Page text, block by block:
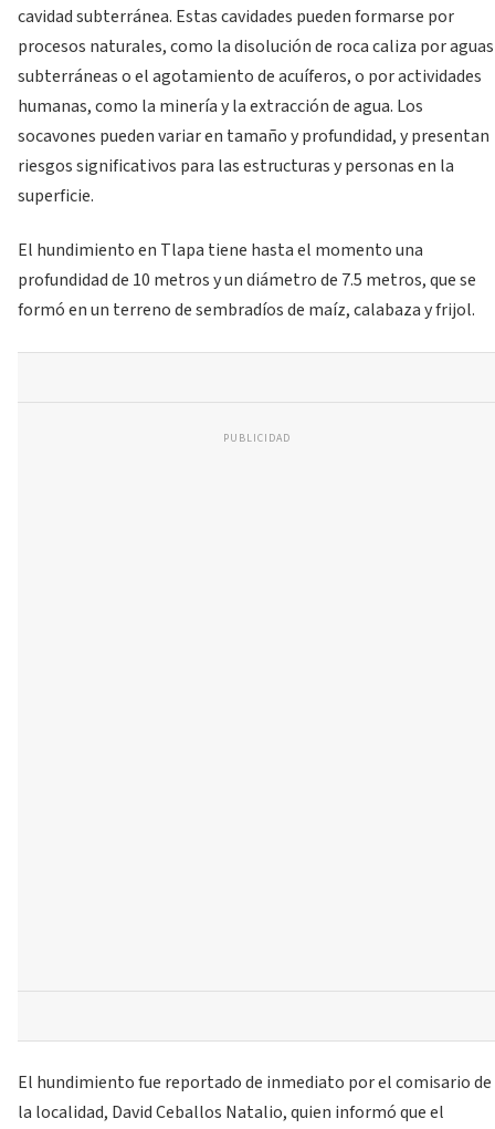
cavidad subterránea. Estas cavidades pueden formarse por
procesos naturales, como la disolución de roca caliza por aguas
subterráneas o el agotamiento de acuíferos, o por actividades
humanas, como la minería y la extracción de agua. Los
socavones pueden variar en tamaño y profundidad, y presentan
riesgos significativos para las estructuras y personas en la
superficie.
El hundimiento en Tlapa tiene hasta el momento una
profundidad de 10 metros y un diámetro de 7.5 metros, que se
formó en un terreno de sembradíos de maíz, calabaza y frijol.
PUBLICIDAD
El hundimiento fue reportado de inmediato por el comisario de
la localidad, David Ceballos Natalio, quien informó que el